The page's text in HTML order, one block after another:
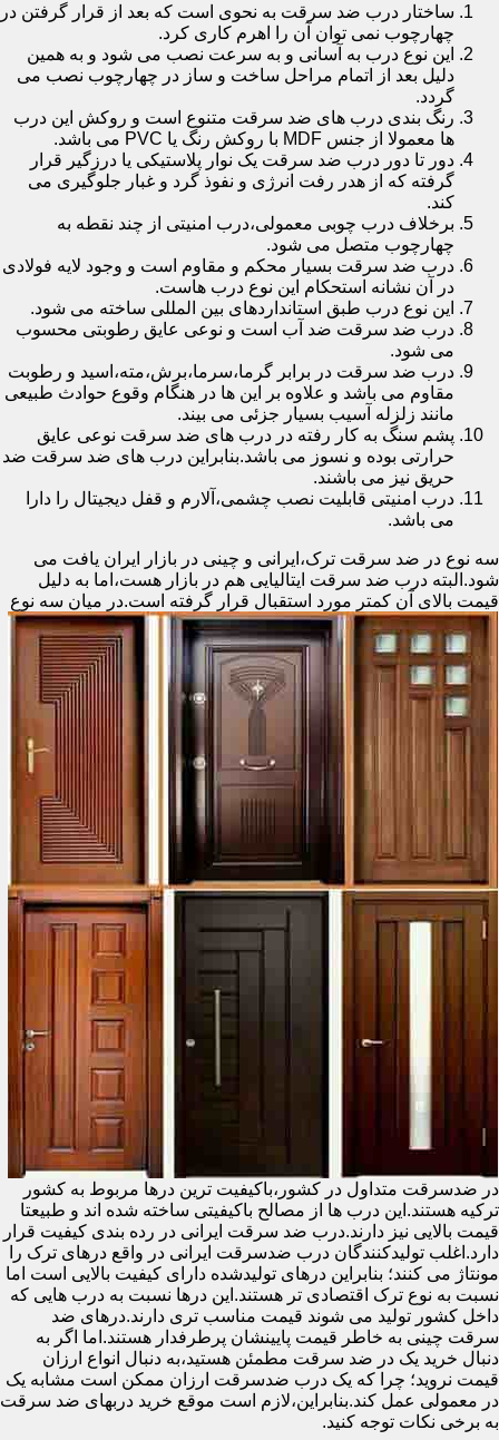
ساختار درب ضد سرقت به نحوی است که بعد از قرار گرفتن در
چهارچوب نمی توان آن را اهرم کاری کرد.
این نوع درب به آسانی و به سرعت نصب می شود و به همین
دلیل بعد از اتمام مراحل ساخت و ساز در چهارچوب نصب می
گردد.
رنگ بندی درب های ضد سرقت متنوع است و روکش این درب
ها معمولا از جنس MDF با روکش رنگ یا PVC می باشد.
دور تا دور درب ضد سرقت یک نوار پلاستیکی یا درزگیر قرار
گرفته که از هدر رفت انرژی و نفوذ گرد و غبار جلوگیری می
کند.
برخلاف درب چوبی معمولی،درب امنیتی از چند نقطه به
چهارچوب متصل می شود.
درب ضد سرقت بسیار محکم و مقاوم است و وجود لایه فولادی
در آن نشانه استحکام این نوع درب هاست.
این نوع درب طبق استانداردهای بین المللی ساخته می شود.
درب ضد سرقت ضد آب است و نوعی عایق رطوبتی محسوب
می شود.
درب ضد سرقت در برابر گرما،سرما،برش،مته،اسید و رطوبت
مقاوم می باشد و علاوه بر این ها در هنگام وقوع حوادث طبیعی
مانند زلزله آسیب بسیار جزئی می بیند.
پشم سنگ به کار رفته در درب های ضد سرقت نوعی عایق
حرارتی بوده و نسوز می باشد.بنابراین درب های ضد سرقت ضد
حریق نیز می باشند.
درب امنیتی قابلیت نصب چشمی،آلارم و قفل دیجیتال را دارا
می باشد.
سه نوع در ضد سرقت ترک،ایرانی و چینی در بازار ایران یافت می
شود.البته درب ضد سرقت ایتالیایی هم در بازار هست،اما به دلیل
قیمت بالای آن کمتر مورد استقبال قرار گرفته است.در میان سه نوع
در ضدسرقت متداول در کشور،باکیفیت ترین درها مربوط به کشور
ترکیه هستند.این درب ها از مصالح باکیفیتی ساخته شده اند و طبیعتا
قیمت بالایی نیز دارند.درب ضد سرقت ایرانی در رده بندی کیفیت قرار
دارد.اغلب تولیدکنندگان درب ضدسرقت ایرانی در واقع درهای ترک را
مونتاژ می کنند؛ بنابراین درهای تولیدشده دارای کیفیت بالایی است اما
نسبت به نوع ترک اقتصادی تر هستند.این درها نسبت به درب هایی که
داخل کشور تولید می شوند قیمت مناسب تری دارند.درهای ضد
سرقت چینی به خاطر قیمت پایینشان پرطرفدار هستند.اما اگر به
دنبال خرید یک در ضد سرقت مطمئن هستید،به دنبال انواع ارزان
قیمت نروید؛ چرا که یک درب ضدسرقت ارزان ممکن است مشابه یک
در معمولی عمل کند.بنابراین،لازم است موقع خرید دربهای ضد سرقت
به برخی نکات توجه کنید.